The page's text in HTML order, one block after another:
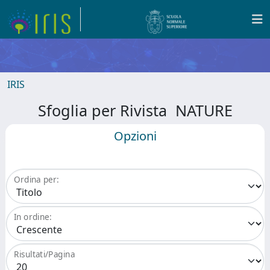
IRIS
Sfoglia per Rivista NATURE
Opzioni
Ordina per:
In ordine:
Risultati/Pagina